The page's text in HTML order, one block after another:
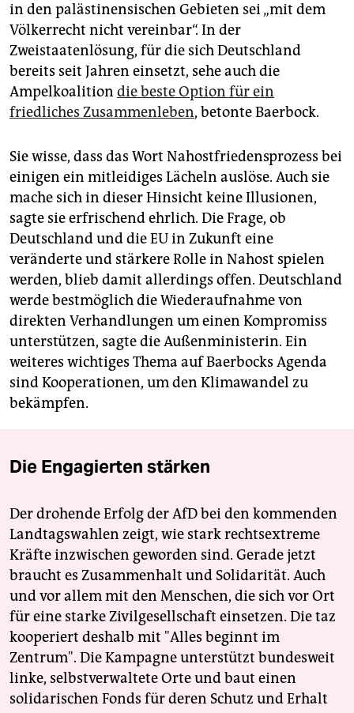
in den palästinensischen Gebieten sei „mit dem
Völkerrecht nicht vereinbar“. In der
Zweistaatenlösung, für die sich Deutschland
bereits seit Jahren einsetzt, sehe auch die
Ampelkoalition die beste Option für ein
friedliches Zusammenleben, betonte Baerbock.
Sie wisse, dass das Wort Nahostfriedensprozess bei
einigen ein mitleidiges Lächeln auslöse. Auch sie
mache sich in dieser Hinsicht keine Illusionen,
sagte sie erfrischend ehrlich. Die Frage, ob
Deutschland und die EU in Zukunft eine
veränderte und stärkere Rolle in Nahost spielen
werden, blieb damit allerdings offen. Deutschland
werde bestmöglich die Wiederaufnahme von
direkten Verhandlungen um einen Kompromiss
unterstützen, sagte die Außenministerin. Ein
weiteres wichtiges Thema auf Baerbocks Agenda
sind Kooperationen, um den Klimawandel zu
bekämpfen.
Die Engagierten stärken
Der drohende Erfolg der AfD bei den kommenden
Landtagswahlen zeigt, wie stark rechtsextreme
Kräfte inzwischen geworden sind. Gerade jetzt
braucht es Zusammenhalt und Solidarität. Auch
und vor allem mit den Menschen, die sich vor Ort
für eine starke Zivilgesellschaft einsetzen. Die taz
kooperiert deshalb mit "Alles beginnt im
Zentrum". Die Kampagne unterstützt bundesweit
linke, selbstverwaltete Orte und baut einen
solidarischen Fonds für deren Schutz und Erhalt